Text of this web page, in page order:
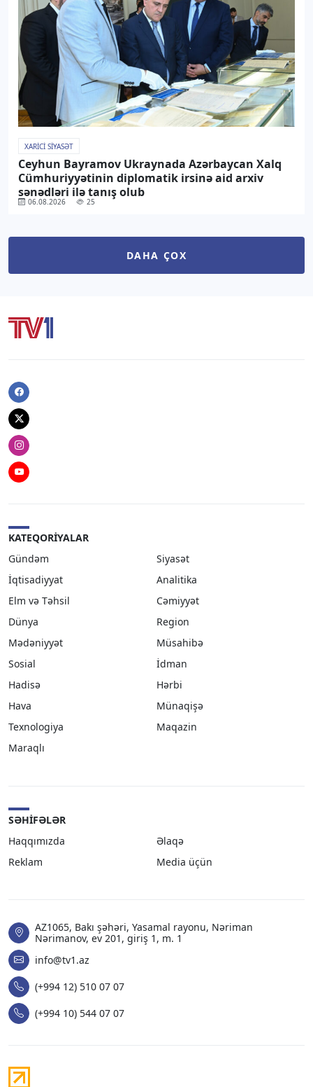
XARICI SIYASƏT
Ceyhun Bayramov Ukraynada Azərbaycan Xalq
Cümhuriyyətinin diplomatik irsinə aid arxiv
sənədləri ilə tanış olub
06.08.2026 25
DAHA ÇOX
Facebook
Twitter
Instagram
Youtube
KATEQORIYALAR
Gündəm
Siyasət
İqtisadiyyat
Analitika
Elm və Təhsil
Cəmiyyət
Dünya
Region
Mədəniyyət
Müsahibə
Sosial
İdman
Hadisə
Hərbi
Hava
Münaqişə
Texnologiya
Maqazin
Maraqlı
SƏHIFƏLƏR
Haqqımızda
Əlaqə
Reklam
Media üçün
AZ1065, Bakı şəhəri, Yasamal rayonu, Nəriman
Nərimanov, ev 201, giriş 1, m. 1
info@tv1.az
(+994 12) 510 07 07
(+994 10) 544 07 07